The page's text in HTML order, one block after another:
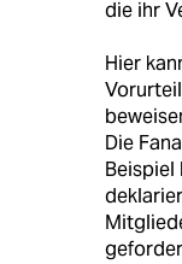
die ihr
Hier
Die
Beispiel